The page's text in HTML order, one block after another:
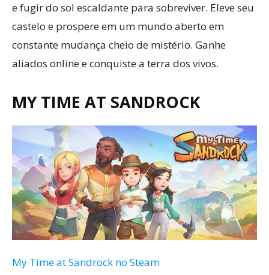
e fugir do sol escaldante para sobreviver. Eleve seu
castelo e prospere em um mundo aberto em
constante mudança cheio de mistério. Ganhe
aliados online e conquiste a terra dos vivos.
MY TIME AT SANDROCK
My Time at Sandrock no Steam